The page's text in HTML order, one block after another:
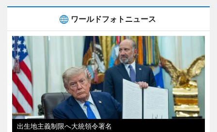
ワールドフォトニュース
出生地主義制限へ大統領令署名